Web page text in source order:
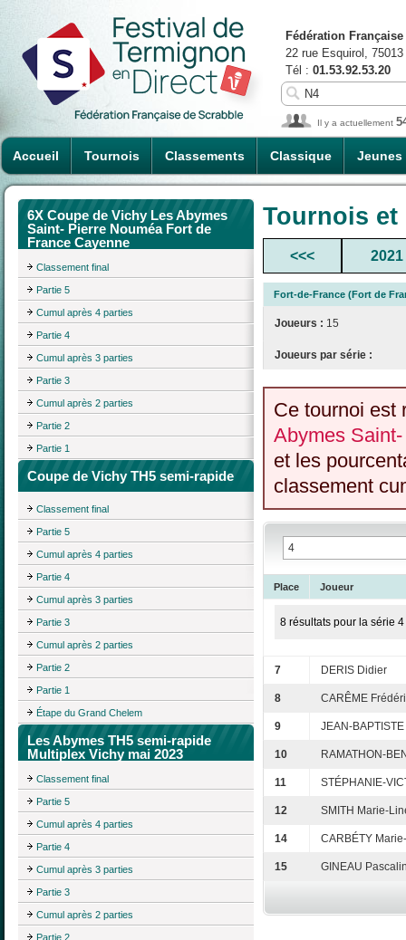
Accueil Tournois Classements Classique Jeunes
Fédération
22 rue Esquirol,
Tél : 01.53.92.53.20
Il y a actuellement
6X Coupe de Vichy Les Abymes
Saint- Pierre Nouméa Fort de
France Cayenne
Classement final
Partie 5
Cumul après 4 parties
Partie 4
Cumul après 3 parties
Partie 3
Cumul après 2 parties
Partie 2
Partie 1
Coupe de Vichy TH5 semi-rapide
Classement final
Partie 5
Cumul après 4 parties
Partie 4
Cumul après 3 parties
Partie 3
Cumul après 2 parties
Partie 2
Partie 1
Étape du Grand Chelem
Les Abymes TH5 semi-rapide
Multiplex Vichy mai 2023
Classement final
Partie 5
Cumul après 4 parties
Partie 4
Cumul après 3 parties
Partie 3
Cumul après 2 parties
Partie 2
Tournois
<<< 2021
Fort-de-France (Fort de
Joueurs : 15
Joueurs par série :
Ce tournoi est
Abymes
et les
classement
Place Joueur
8 résultats pour la série 4
7 DERIS Didier
8 CARÊME
9 JEAN-
10 RAMATHON-
11 STÉPHANIE-
12 SMITH Marie-
14 CARBÉTY
15 GINEAU